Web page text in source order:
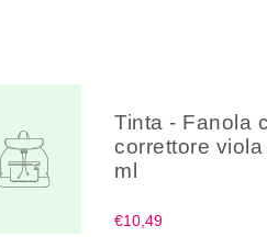
Tinta - Fanola
correttore viola
ml
€10,49